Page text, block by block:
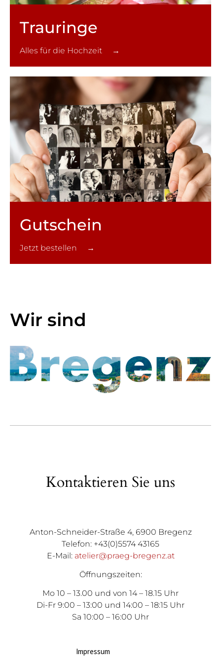
Trauringe
Alles für die Hochzeit →
Gutschein
Jetzt bestellen →
Wir sind
Kontaktieren Sie uns
Anton-Schneider-Straße 4, 6900 Bregenz
Telefon: +43(0)5574 43165
E-Mail: atelier@praeg-bregenz.at
Öffnungszeiten:
Mo 10 – 13.00 und von 14 – 18.15 Uhr
Di-Fr 9:00 – 13:00 und 14:00 – 18:15 Uhr
Sa 10:00 – 16:00 Uhr
Impressum